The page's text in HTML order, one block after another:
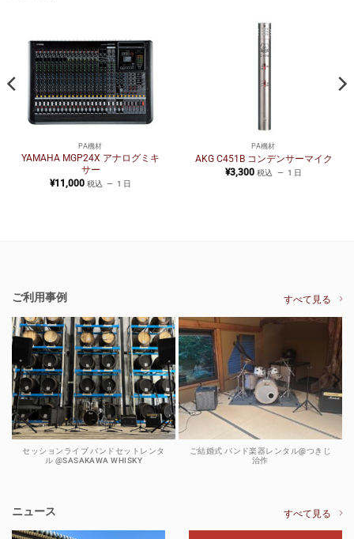
PA機材
YAMAHA MGP24X アナログミキ
サー
¥11,000 税込 1 日
PA機材
AKG C451B コンデンサーマイク
¥3,300 税込 1 日
ご利用事例 すべて見る
セッションライブ バンドセットレンタ
ル @SASAKAWA WHISKY
ご結婚式 バンド楽器レンタル@つきじ
治作
ニュース すべて見る